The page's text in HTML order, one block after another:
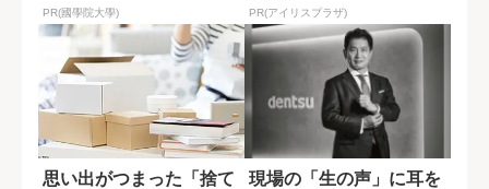
PR(國學院大學) PR(アイリスプラザ)
思い出がつまった「捨て
現場の「生の声」に耳を